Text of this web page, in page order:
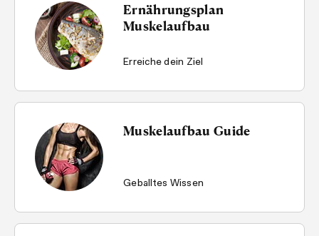
Ernährungsplan
Muskelaufbau
Erreiche dein Ziel
Muskelaufbau Guide
Geballtes Wissen